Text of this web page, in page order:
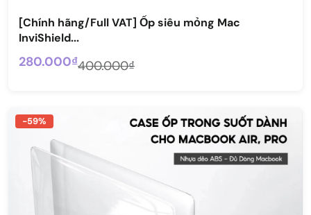
[Chính hãng/Full VAT] Ốp siêu mỏng Mac
InviShield...
280.000₫400.000₫
-59%